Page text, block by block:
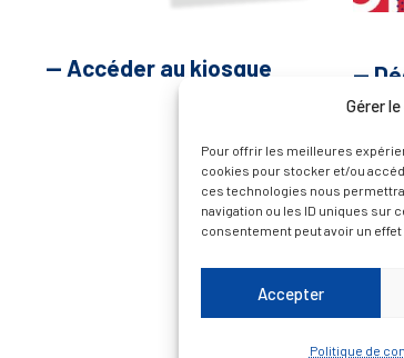
Gérer
Pour offrir les meilleures
cookies pour stocker et/ou
ces technologies nous
navigation ou les ID uniques sur
consentement peut avoir un
Accepter
Politique de
— Accéder au kiosque —